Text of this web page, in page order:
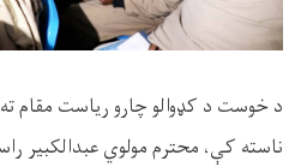
د خوست د کډوالو چارو ریاست مقام
ناسته کې، محترم مولوي عبدالکبیر